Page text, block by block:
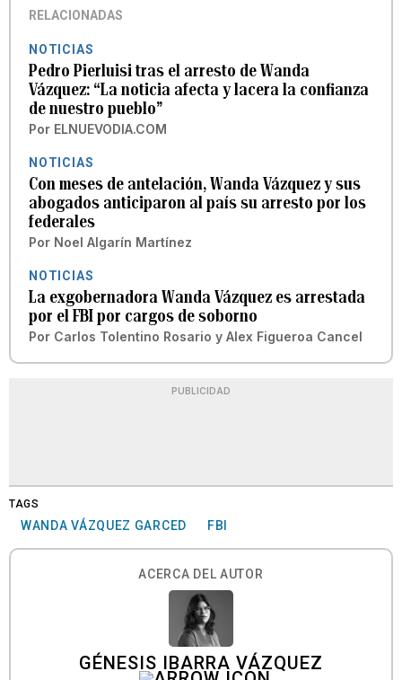
RELACIONADAS
NOTICIAS
Pedro Pierluisi tras el arresto de Wanda
Vázquez: “La noticia afecta y lacera la confianza
de nuestro pueblo”
Por ELNUEVODIA.COM
NOTICIAS
Con meses de antelación, Wanda Vázquez y sus
abogados anticiparon al país su arresto por los
federales
Por Noel Algarín Martínez
NOTICIAS
La exgobernadora Wanda Vázquez es arrestada
por el FBI por cargos de soborno
Por Carlos Tolentino Rosario y Alex Figueroa Cancel
PUBLICIDAD
TAGS
WANDA VÁZQUEZ GARCED FBI
ACERCA DEL AUTOR
GÉNESIS IBARRA VÁZQUEZ